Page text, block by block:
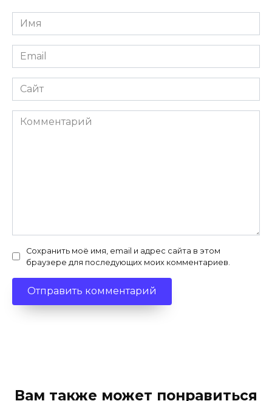
Имя
*
Email
*
Сайт
Комментарий
Сохранить моё имя, email и адрес сайта в этом
браузере для последующих моих комментариев.
Вам также может понравиться